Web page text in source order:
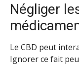
Négliger
Le CBD peut
Ignorer ce fait